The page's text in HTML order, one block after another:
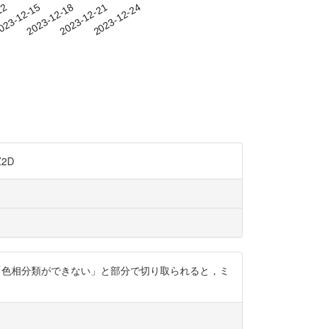
12-15
2023-12-182023-12-212023-12-24
相分類ができない」と部分で切り取られると，ミ